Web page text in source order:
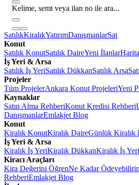
Kelime, semt veya ilan no ile ara...
SatılıkKiralıkYatırımDanışmanlarSat
Konut
Satılık KonutSatılık DaireYeni İlanlar
İş Yeri & Arsa
Satılık İş YeriSatılık DükkanSatılık Arsa
Projeler
Tüm ProjelerAnkara Konut ProjeleriYeni
Kaynaklar
Satın Alma RehberiKonut Kredisi Rehberi
DanışmanlarEmlakjet Blog
Konut
Kiralık KonutKiralık DaireGünlük Kiralık
İş Yeri & Arsa
Kiralık İş YeriKiralık DükkanKiralık İş
Kiracı Araçları
Kira Değerini ÖğrenNe Kadar
RehberiEmlakjet Blog